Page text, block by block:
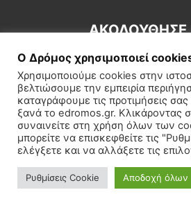
Εγγραφή συνδρομητή Πολιτική
Πολιτισμός
© Δρόμος της
Ο Δρόμος χρησιμοποιεί
Χρησιμοποιούμε cookies στην
βελτιώσουμε την εμπειρία
καταγράφουμε τις προτιμήσεις
ξανά το edromos.gr. Κλικάροντας
συναινείτε στη χρήση όλων των
μπορείτε να επισκεφθείτε τις
ελέγξετε και να αλλάξετε τις
Ρυθμίσεις Cookie Αποδοχή όλων